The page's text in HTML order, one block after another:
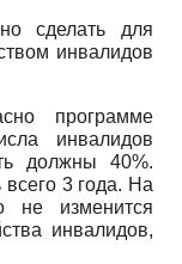
сделать для
инвалидов
программе
инвалидов
должны 40%.
всего 3 года. На
не изменится
инвалидов,